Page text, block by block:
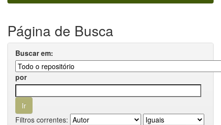
Página de Busca
Buscar em:
por
Filtros correntes: